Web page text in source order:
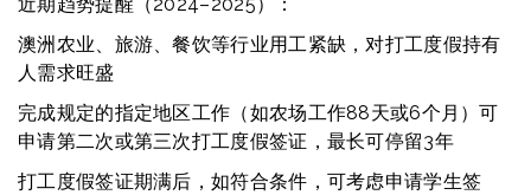
近期趋势提醒（2024–2025）：
澳洲农业、旅游、餐饮等行业用工紧缺，对打工度假持有
人需求旺盛
完成规定的指定地区工作（如农场工作88天或6个月）可
申请第二次或第三次打工度假签证，最长可停留3年
打工度假签证期满后，如符合条件，可考虑申请学生签